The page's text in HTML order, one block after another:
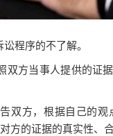
程序的不了解。
方当事人提供的证
方，根据自己的观
方的证据的真实性、